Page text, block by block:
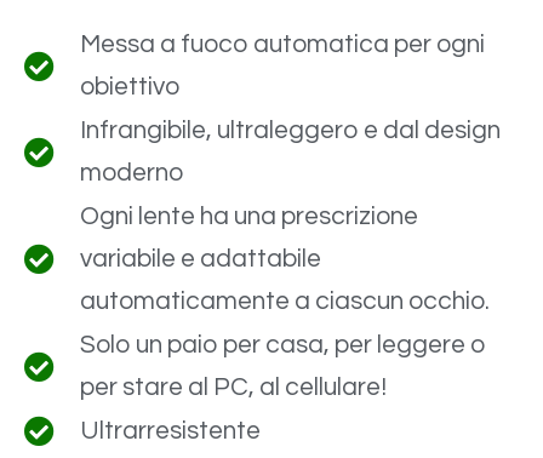
Messa a fuoco automatica per ogni
obiettivo
Infrangibile, ultraleggero e dal design
moderno
Ogni lente ha una prescrizione
variabile e adattabile
automaticamente a ciascun occhio.
Solo un paio per casa, per leggere o
per stare al PC, al cellulare!
Ultrarresistente